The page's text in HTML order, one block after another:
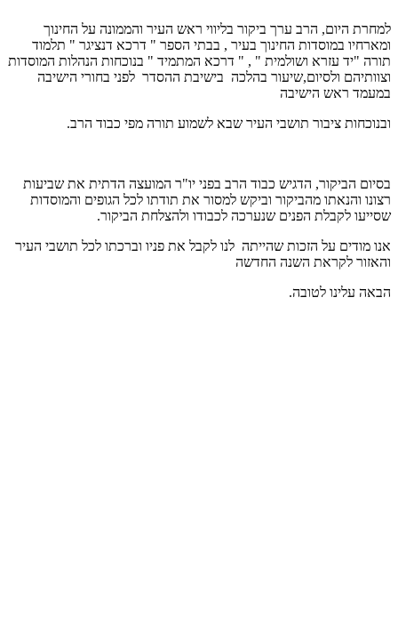
למחרת היום, הרב ערך ביקור בליווי ראש העיר והממונה על החינוך
ומארחיו במוסדות החינוך בעיר , בבתי הספר " דרכא דנציגר " תלמוד
תורה "יד עזרא ושולמית " , " דרכא המתמיד " בנוכחות הנהלות המוסדות
וצוותיהם ולסיום,שיעור בהלכה בישיבת ההסדר לפני בחורי הישיבה
במעמד ראש הישיבה
ובנוכחות ציבור תושבי העיר שבא לשמוע תורה מפי כבוד הרב.
בסיום הביקור, הדגיש כבוד הרב בפני יו"ר המועצה הדתית את שביעות
רצונו והנאתו מהביקור וביקש למסור את תודתו לכל הגופים והמוסדות
שסייעו לקבלת הפנים שנערכה לכבודו ולהצלחת הביקור.
אנו מודים על הזכות שהייתה לנו לקבל את פניו וברכתו לכל תושבי העיר
והאזור לקראת השנה החדשה
הבאה עלינו לטובה.